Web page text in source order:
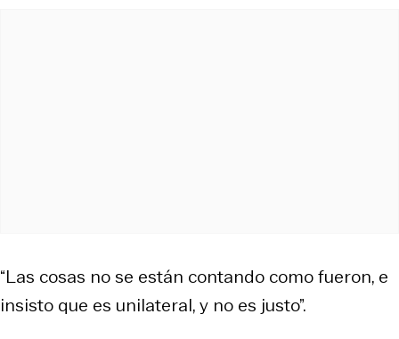
“Las cosas no se están contando como fueron, e
insisto que es unilateral, y no es justo”.